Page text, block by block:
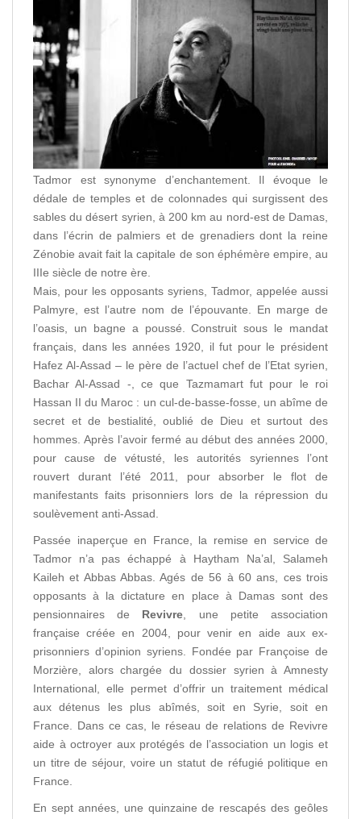
Tadmor est synonyme d’enchantement. Il évoque le
dédale de temples et de colonnades qui surgissent des
sables du désert syrien, à 200 km au nord-est de Damas,
dans l’écrin de palmiers et de grenadiers dont la reine
Zénobie avait fait la capitale de son éphémère empire, au
IIIe siècle de notre ère.
Mais, pour les opposants syriens, Tadmor, appelée aussi
Palmyre, est l’autre nom de l’épouvante. En marge de
l’oasis, un bagne a poussé. Construit sous le mandat
français, dans les années 1920, il fut pour le président
Hafez Al-Assad – le père de l’actuel chef de l’Etat syrien,
Bachar Al-Assad -, ce que Tazmamart fut pour le roi
Hassan II du Maroc : un cul-de-basse-fosse, un abîme de
secret et de bestialité, oublié de Dieu et surtout des
hommes. Après l’avoir fermé au début des années 2000,
pour cause de vétusté, les autorités syriennes l’ont
rouvert durant l’été 2011, pour absorber le flot de
manifestants faits prisonniers lors de la répression du
soulèvement anti-Assad.
Passée inaperçue en France, la remise en service de
Tadmor n’a pas échappé à Haytham Na’al, Salameh
Kaileh et Abbas Abbas. Agés de 56 à 60 ans, ces trois
opposants à la dictature en place à Damas sont des
pensionnaires de Revivre , une petite association
française créée en 2004, pour venir en aide aux ex-
prisonniers d’opinion syriens. Fondée par Françoise de
Morzière, alors chargée du dossier syrien à Amnesty
International, elle permet d’offrir un traitement médical
aux détenus les plus abîmés, soit en Syrie, soit en
France. Dans ce cas, le réseau de relations de Revivre
aide à octroyer aux protégés de l’association un logis et
un titre de séjour, voire un statut de réfugié politique en
France.
En sept années, une quinzaine de rescapés des geôles